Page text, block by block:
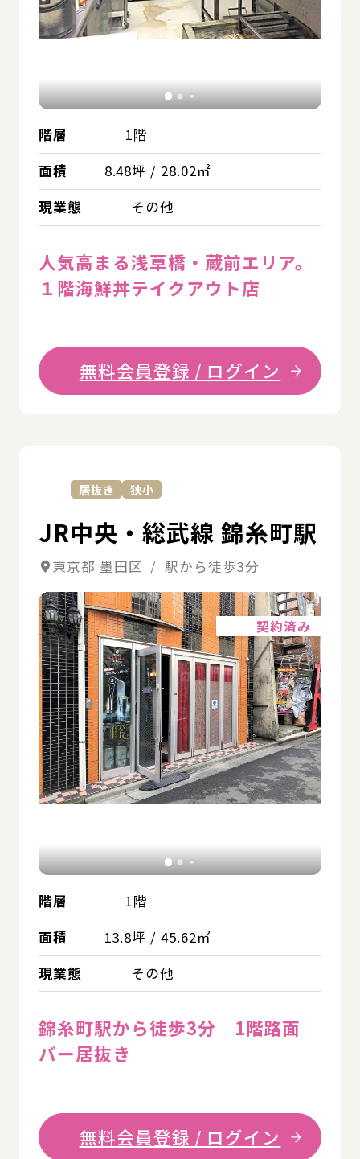
階層
1階
面積
8.48坪 / 28.02㎡
現業態
その他
人気高まる浅草橋・蔵前エリア。
１階海鮮丼テイクアウト店
無料会員登録 / ログイン
居抜き 狭小
JR中央・総武線 錦糸町駅
東京都 墨田区 / 駅から徒歩3分
契約済み
階層
1階
面積
13.8坪 / 45.62㎡
現業態
その他
錦糸町駅から徒歩3分 1階路面
バー居抜き
無料会員登録 / ログイン